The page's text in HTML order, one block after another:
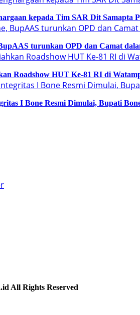
kepada Tim SAR Dit Samapta
turunkan OPD dan Camat
Roadshow HUT Ke-81 RI di
I Bone Resmi Dimulai, Bupati
All Rights Reserved